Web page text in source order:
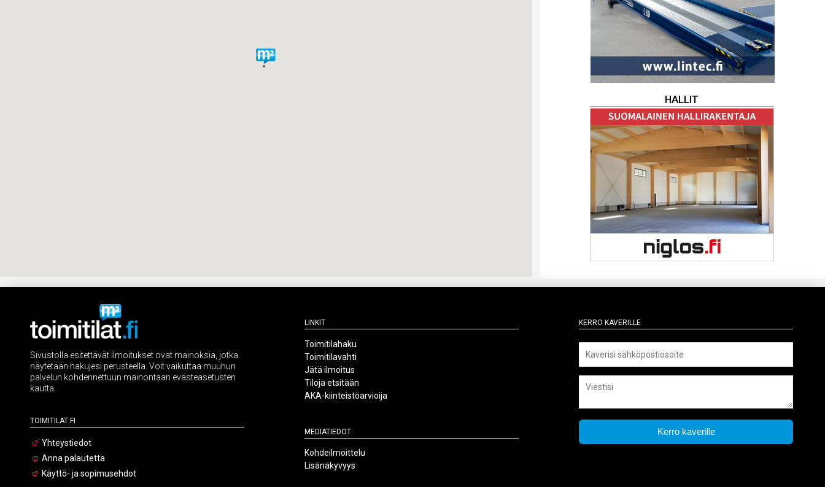
HALLIT
Sivustolla esitettävät ilmoitukset ovat mainoksia, jotka
näytetään hakujesi perusteella. Voit vaikuttaa muuhun
palvelun kohdennettuun mainontaan evästeasetusten
kautta.
Toimitilat.fi
Yhteystiedot
Anna palautetta
Käyttö- ja sopimusehdot
Linkit
Toimitilahaku
Toimitilavahti
Jätä ilmoitus
Tiloja etsitään
AKA-kiinteistöarvioija
Mediatiedot
Kohdeilmoittelu
Lisänäkyvyys
Kerro kaverille